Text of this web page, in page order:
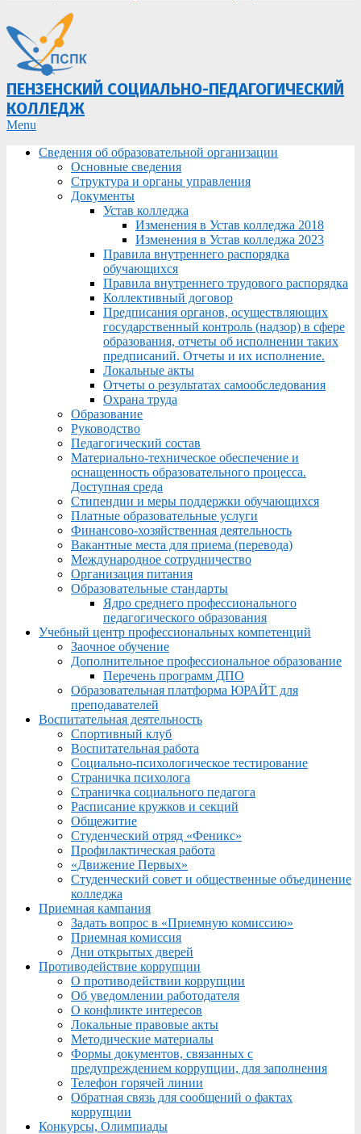
ПЕНЗЕНСКИЙ СОЦИАЛЬНО-ПЕДАГОГИЧЕСКИЙ
КОЛЛЕДЖ
Primary
Menu
Menu
Сведения об образовательной организации
Основные сведения
Структура и органы управления
Документы
Устав колледжа
Изменения в Устав колледжа 2018
Изменения в Устав колледжа 2023
Правила внутреннего распорядка
обучающихся
Правила внутреннего трудового распорядка
Коллективный договор
Предписания органов, осуществляющих
государственный контроль (надзор) в сфере
образования, отчеты об исполнении таких
предписаний. Отчеты и их исполнение.
Локальные акты
Отчеты о результатах самообследования
Охрана труда
Образование
Руководство
Педагогический состав
Материально-техническое обеспечение и
оснащенность образовательного процесса.
Доступная среда
Стипендии и меры поддержки обучающихся
Платные образовательные услуги
Финансово-хозяйственная деятельность
Вакантные места для приема (перевода)
Международное сотрудничество
Организация питания
Образовательные стандарты
Ядро среднего профессионального
педагогического образования
Учебный центр профессиональных компетенций
Заочное обучение
Дополнительное профессиональное образование
Перечень программ ДПО
Образовательная платформа ЮРАЙТ для
преподавателей
Воспитательная деятельность
Спортивный клуб
Воспитательная работа
Социально-психологическое тестирование
Страничка психолога
Страничка социального педагога
Расписание кружков и секций
Общежитие
Студенческий отряд «Феникс»
Профилактическая работа
«Движение Первых»
Студенческий совет и общественные объединение
колледжа
Приемная кампания
Задать вопрос в «Приемную комиссию»
Приемная комиссия
Дни открытых дверей
Противодействие коррупции
О противодействии коррупции
Об уведомлении работодателя
О конфликте интересов
Локальные правовые акты
Методические материалы
Формы документов, связанных с
предупреждением коррупции, для заполнения
Телефон горячей линии
Обратная связь для сообщений о фактах
коррупции
Конкурсы, Олимпиады